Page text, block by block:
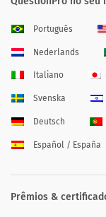
Português
Nederlands
Italiano
Svenska
Deutsch
Español / España
Prêmios &